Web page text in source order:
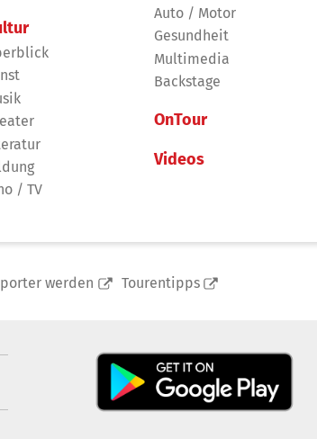
/ TV
Auto / Motor
Gesundheit
Multimedia
Backstage
OnTour
Videos
werden Tourentipps